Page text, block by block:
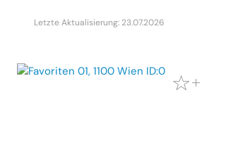
Letzte Aktualisierung: 23.07.2026